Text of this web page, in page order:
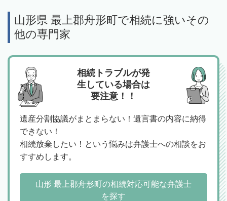
山形県 最上郡舟形町で相続に強いその
他の専門家
相続トラブルが発
生している場合は
要注意！！
遺産分割協議がまとまらない！遺言書の内容に納得
できない！
相続放棄したい！という悩みは弁護士への相談をお
すすめします。
山形 最上郡舟形町の相続対応可能な弁護士
を探す